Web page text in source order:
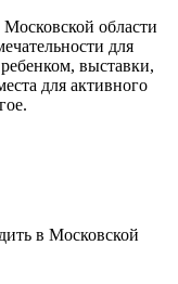
области
для
выставки,
для активного
в Московской